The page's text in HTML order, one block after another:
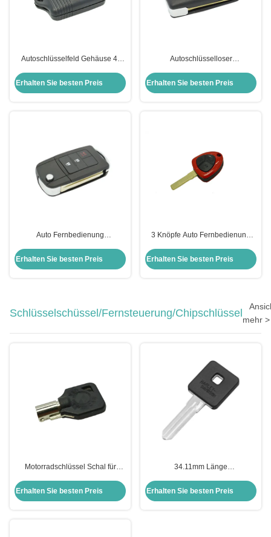
Autoschlüsselfeld Gehäuse 4-
Schlüsselfob Gehäuse Ersatz
Erhalten Sie besten Preis
Autoschlüsselloser
klappbare Fernbedienung Toyota
Erhalten Sie besten Preis
Auto Fernbedienung
Klappschlüssel Fernbedienung
Schlüsselschüssel Toyota
Erhalten Sie besten Preis
3 Knöpfe Auto Fernbedienung
Ersatz Schlüssel Fernbedienung
Gehäuse Ferrari
Erhalten Sie besten Preis
Schlüsselschüssel/Fernsteuerung/Chipschlüssel
mehr
Motorradschlüssel Schal für
Schlüssel für US H-arley
Motorrad
Erhalten Sie besten Preis
34.11mm Länge
Harley-Davidson Keyblade
Erhalten Sie besten Preis